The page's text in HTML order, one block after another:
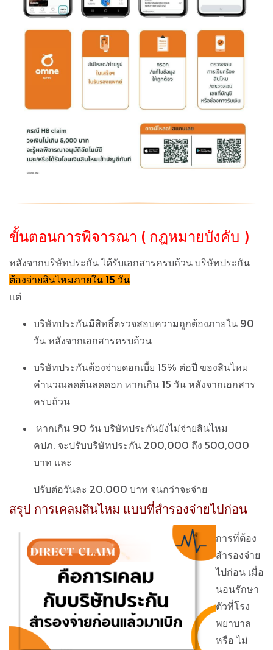
ขั้นตอนการพิจารณา ( กฎหมายบังคับ )
หลังจากบริษัทประกัน ได้รับเอกสารครบถ้วน บริษัทประกัน
ต้องจ่ายสินไหมภายใน 15 วัน
แต่
บริษัทประกันมีสิทธิ์ตรวจสอบความถูกต้องภายใน 90
วัน หลังจากเอกสารครบถ้วน
บริษัทประกันต้องจ่ายดอกเบี้ย 15% ต่อปี ของสินไหม
คำนวณลดต้นลดดอก หากเกิน 15 วัน หลังจากเอกสาร
ครบถ้วน
หากเกิน 90 วัน บริษัทประกันยังไม่จ่ายสินไหม
คปภ. จะปรับบริษัทประกัน 200,000 ถึง 500,000
บาท และ
ปรับต่อวันละ 20,000 บาท จนกว่าจะจ่าย
สรุป การเคลมสินไหม แบบที่สำรองจ่ายไปก่อน
การที่ต้อง
สำรองจ่าย
ไปก่อน เมื่อ
นอนรักษา
ตัวที่โรง
พยาบาล
หรือ ไม่